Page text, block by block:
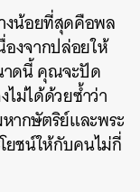
งน้อยที่สุดคือพล
องจากปล่อยให้
าดนี้ คุณจะปัด
ม่ได้ด้วยซ้ำว่า
ากษัตริย์และพระ
ยชน์ให้กับคนไม่กี่